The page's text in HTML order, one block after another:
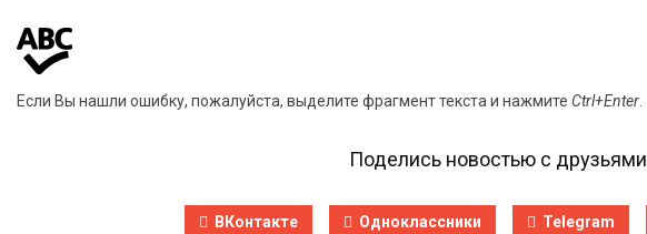
Если Вы нашли ошибку, пожалуйста, выделите фрагмент текста и нажмите Ctrl+Enter
Поделись новостью с друзьями
ВКонтакте Одноклассники Telegram